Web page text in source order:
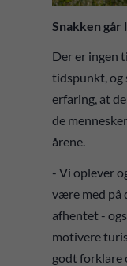
Snakken går
Der er ingen
tidspunkt, og
erfaring, at
de
årene.
- Vi oplever
være med på
afhentet -
motivere
godt forklare